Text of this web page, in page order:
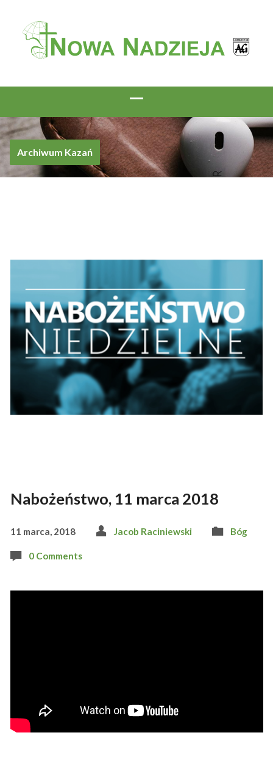
Archiwum Kazań
Nabożeństwo, 11 marca 2018
11 marca, 2018 Jacob Raciniewski Bóg
0 Comments